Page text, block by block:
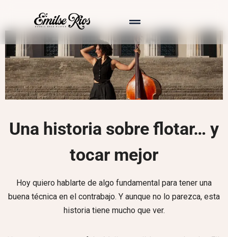
Una historia sobre flotar… y
tocar mejor
Hoy quiero hablarte de algo fundamental para tener una
buena técnica en el contrabajo. Y aunque no lo parezca, esta
historia tiene mucho que ver.